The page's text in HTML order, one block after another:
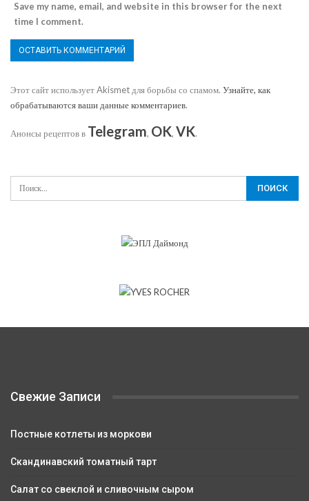
Save my name, email, and website in this browser for the next
time I comment.
Этот сайт использует Akismet для борьбы со спамом. Узнайте, как
обрабатываются ваши данные комментариев.
Анонсы рецептов в Telegram, OK, VK.
Свежие Записи
Постные котлеты из моркови
Скандинавский томатный тарт
Салат со свеклой и сливочным сыром